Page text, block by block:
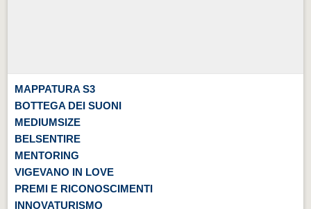
MAPPATURA S3
BOTTEGA DEI SUONI
MEDIUMSIZE
BELSENTIRE
MENTORING
VIGEVANO IN LOVE
PREMI E RICONOSCIMENTI
INNOVATURISMO